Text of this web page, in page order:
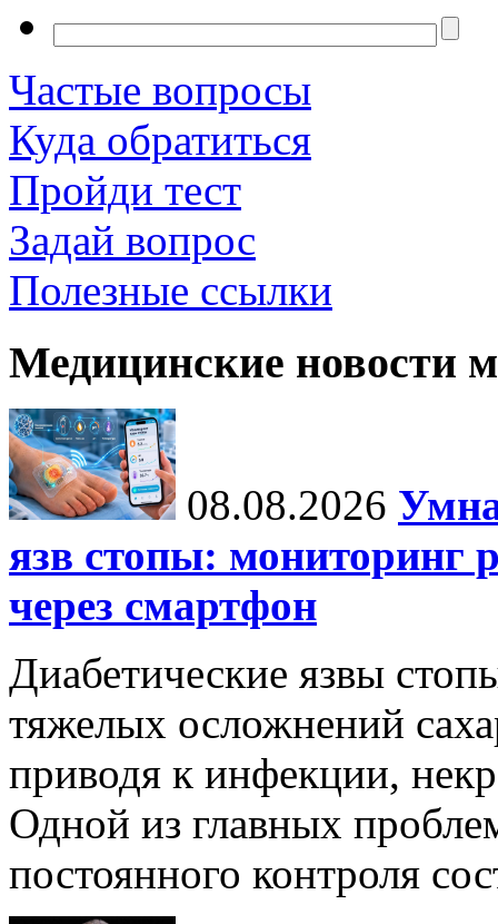
Частые вопросы
Куда обратиться
Пройди тест
Задай вопрос
Полезные ссылки
Медицинские новости
08.08.2026
язв стопы: мониторинг
через смартфон
Диабетические язвы
тяжелых осложнений
приводя к инфекции,
Одной из главных
постоянного контроля